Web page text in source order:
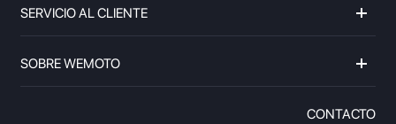
SERVICIO AL CLIENTE
SOBRE WEMOTO
CONTACTO